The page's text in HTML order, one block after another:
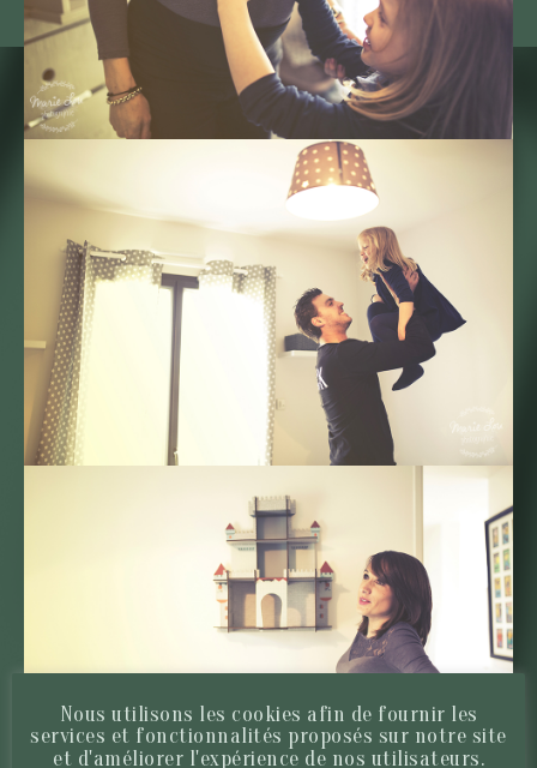
Nous utilisons les cookies afin de fournir les
services et fonctionnalités proposés sur notre site
et d'améliorer l'expérience de nos utilisateurs.